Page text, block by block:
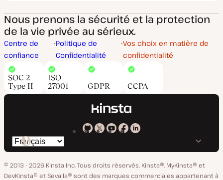
Nous prenons la sécurité et la protection
de la vie privée au sérieux.
Centre de
confiance
Politique de
Confidentialité
Vos choix en matière de
confidentialité
SOC 2
Type II
ISO
27001
GDPR CCPA
Kinsta
GitHub
Kinsta
X
Kinsta
YouTube
Kinsta
Facebook
Kinsta
LinkedIn
Changer
de
langue
© 2013 - 2026 Kinsta Inc. Tous droits réservés. Kinsta®, MyKinsta® et
DevKinsta® et Sevalla® sont des marques commerciales appartenant à